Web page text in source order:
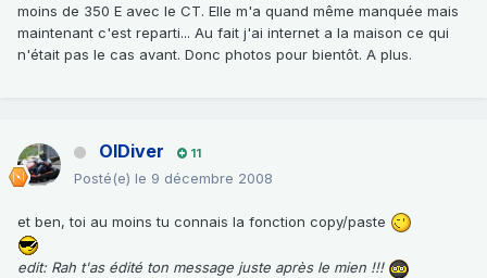
moins de 350 E avec le CT. Elle m'a quand même manquée mais
maintenant c'est reparti... Au fait j'ai internet a la maison ce qui
n'était pas le cas avant. Donc photos pour bientôt. A plus.
OlDiver 11
Posté(e) le 9 décembre 2008
et ben, toi au moins tu connais la fonction copy/paste
edit: Rah t'as édité ton message juste après le mien !!!